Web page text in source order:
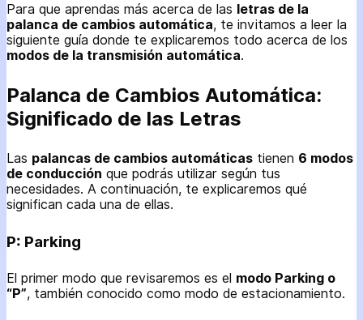
Para que aprendas más acerca de las letras de la
palanca de cambios automática, te invitamos a leer la
siguiente guía donde te explicaremos todo acerca de los
modos de la transmisión automática.
Palanca de Cambios Automática:
Significado de las Letras
Las palancas de cambios automáticas tienen 6 modos
de conducción que podrás utilizar según tus
necesidades. A continuación, te explicaremos qué
significan cada una de ellas.
P: Parking
El primer modo que revisaremos es el modo Parking o
“P”, también conocido como modo de estacionamiento.